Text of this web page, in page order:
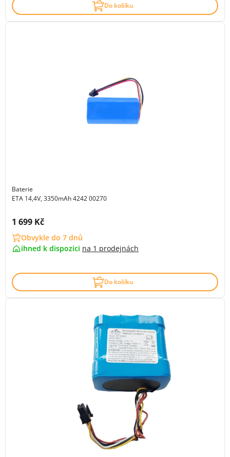
Do košíku
Baterie
ETA 14,4V, 3350mAh 4242 00270
Cena s DPH:
1 699 Kč
Obvykle do 7 dnů
ihned k dispozici na 1 prodejnách
Do košíku